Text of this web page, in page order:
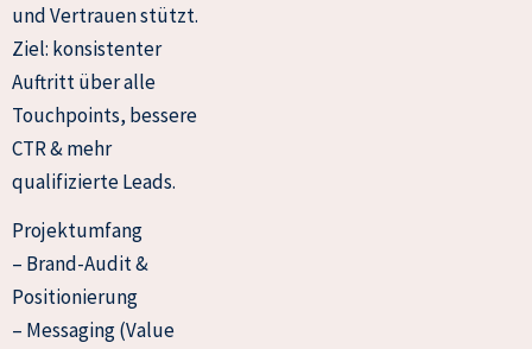
und Vertrauen stützt.
Ziel: konsistenter
Auftritt über alle
Touchpoints, bessere
CTR & mehr
qualifizierte Leads.
Projektumfang
– Brand-Audit &
Positionierung
– Messaging (Value